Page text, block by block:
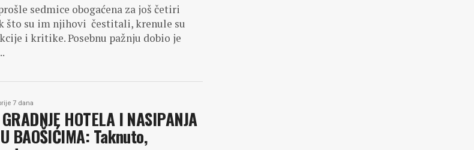
sedmice obogaćena za još četiri
što su im njihovi čestitali, krenule su
i kritike. Posebnu pažnju dobio je
7 dana
HOTELA I NASIPANJA
BAOŠIĆIMA: Taknuto,